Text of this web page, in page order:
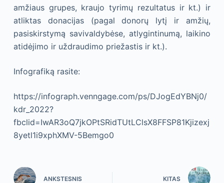
amžiaus grupes, kraujo tyrimų rezultatus ir kt.) ir
atliktas donacijas (pagal donorų lytį ir amžių,
pasiskirstymą savivaldybėse, atlygintinumą, laikino
atidėjimo ir uždraudimo priežastis ir kt.).
Infografiką rasite:
https://infograph.venngage.com/ps/DJogEdYBNj0/
kdr_2022?
fbclid=IwAR3oQ7jkOPtSRidTUtLClsX8FFSP81Kjizexj
8yetl1i9xphXMV-5Bemgo0
ANKSTESNIS KITAS